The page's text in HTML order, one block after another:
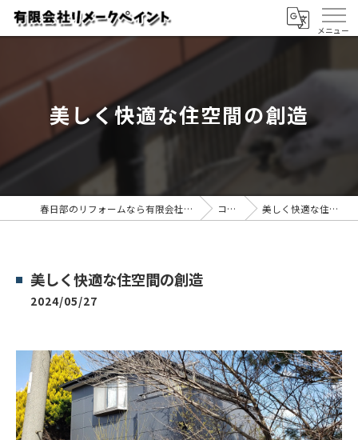
美しく快適な住空間の創造
春日部のリフォームなら有限会社リメークペイント コラム 美しく快適な住空間の創造
美しく快適な住空間の創造
2024/05/27